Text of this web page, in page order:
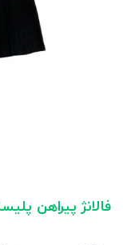
فالانژ پیراهن